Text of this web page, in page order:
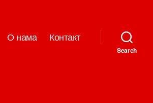
О нама Контакт
Search